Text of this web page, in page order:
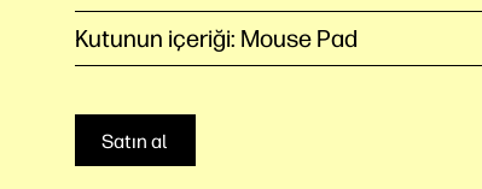
Kutunun içeriği: Mouse Pad
Satın al